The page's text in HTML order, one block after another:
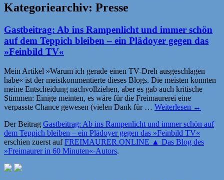
Kategoriearchiv: Presse
Gastbeitrag: Ab ins Rampenlicht und immer schön
auf dem Teppich bleiben – ein Plädoyer gegen das
»Feinbild TV«
Mein Artikel »Warum ich gerade einen TV-Dreh ausgeschlagen
habe« ist der meistkommentierte dieses Blogs. Die meisten konnten
meine Entscheidung nachvollziehen, aber es gab auch kritische
Stimmen: Einige meinten, es wäre für die Freimaurerei eine
verpasste Chance gewesen (vielen Dank für … Weiterlesen →
Der Beitrag Gastbeitrag: Ab ins Rampenlicht und immer schön auf
dem Teppich bleiben – ein Plädoyer gegen das »Feinbild TV«
erschien zuerst aufFREIMAURER.ONLINE ▲ Das Blog des
»Freimaurer in 60 Minuten«-Autors.